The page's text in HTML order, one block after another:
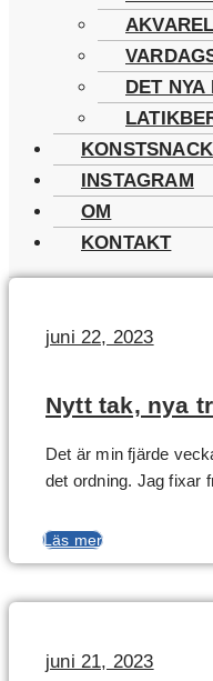
DET NYA
KONSTSNACK
INSTAGRAM
OM
KONTAKT
juni 22, 2023
Nytt tak, nya
Det är min fjärde
det ordning. Jag fixar
Läs mer
juni 21, 2023